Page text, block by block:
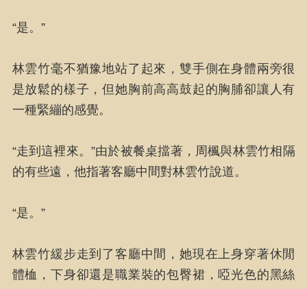
“是。”
林雲竹毫不猶豫地站了起來，雙手側在身體兩旁很
是放鬆的樣子，但她胸前高高鼓起的胸脯卻讓人有
一種緊繃的感覺。
“走到這裡來。”由於被餐桌擋著，周楓與林雲竹相隔
的有些遠，他指著客廳中間對林雲竹說道。
“是。”
林雲竹緩步走到了客廳中間，她現在上身穿著休閒
體桖，下身卻還是職業裝的包臀裙，啞光色的黑絲